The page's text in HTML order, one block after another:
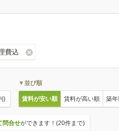
費込
)
▼並び順
賃料が安い順 賃料が高い順 築
問合せができます！(20件まで)